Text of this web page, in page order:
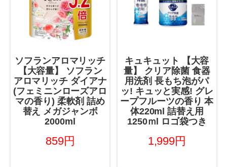
ソフランアロマリッチ
【大容量】 ソフラン
アロマリッチ ダイアナ
(フェミニンローズアロ
マの香り) 柔軟剤 詰め
替え メガジャンボ
2000ml
859円
キュキュット 【大容
量】 クリア除菌 食器
用洗剤 長もち泡がパ
ッ! キュッと実感! グレ
ープフルーツの香り 本
体220ml 詰替え用
1250ｍl ロゴ袋つき
1,999円